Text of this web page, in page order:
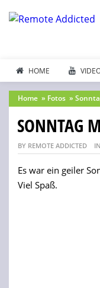
HOME
Home » Fotos »
SONNTAG
BY REMOTE ADDICTED IN
Es war ein geiler
Viel Spaß.